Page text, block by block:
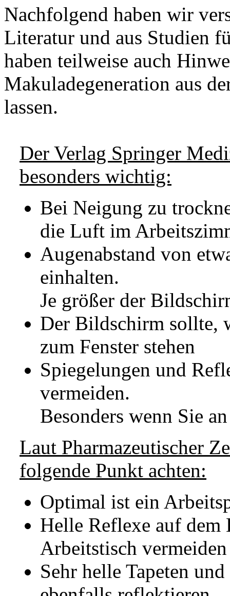
Nachfolgend haben wir
Literatur und aus Studien
haben teilweise auch
Makuladegeneration aus
lassen.
Der Verlag Springer
besonders wichtig:
Bei Neigung zu
die Luft im
Augenabstand von
einhalten.
Je größer der
Der Bildschirm sollte,
zum Fenster stehen
Spiegelungen und
vermeiden.
Besonders wenn Sie
Laut Pharmazeutischer
folgende Punkt achten:
Optimal ist ein
Helle Reflexe auf
Arbeitstisch vermeiden
Sehr helle Tapeten